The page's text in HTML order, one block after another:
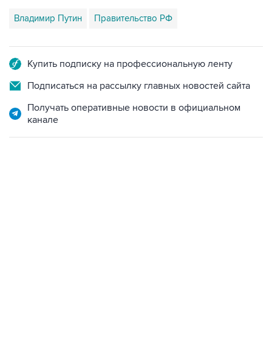
Владимир Путин Правительство РФ
Купить подписку на профессиональную ленту
Подписаться на рассылку главных новостей сайта
Получать оперативные новости в официальном
канале